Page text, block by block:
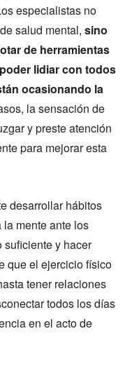
especialistas no
salud mental, sino
de herramientas
lidiar con todos
ocasionando la
la sensación de
y preste atención
para mejorar esta
desarrollar hábitos
mente ante los
suficiente y hacer
que el ejercicio físico
tener relaciones
todos los días
en el acto de